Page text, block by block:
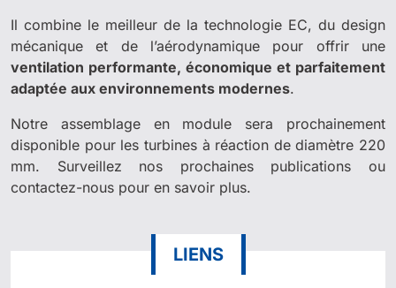
Il combine le meilleur de la technologie EC, du design
mécanique et de l’aérodynamique pour offrir une
ventilation performante, économique et parfaitement
adaptée aux environnements modernes.
Notre assemblage en module sera prochainement
disponible pour les turbines à réaction de diamètre 220
mm. Surveillez nos prochaines publications ou
contactez-nous pour en savoir plus.
LIENS